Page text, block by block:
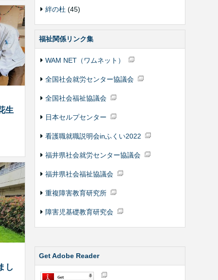
生
し
絆の杜 (45)
福祉関係リンク集
WAM NET（ワムネット）
全国社会就労センター協議会
全国社会福祉協議会
日本セルプセンター
看護職就職説明会inふくい2022
福井県社会就労センター協議会
福井県社会福祉協議会
重複障害教育研究所
障害児基礎教育研究会
Get Adobe Reader